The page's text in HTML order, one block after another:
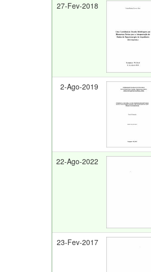
27-Fev-2018
2-Ago-2019
22-Ago-2022
23-Fev-2017